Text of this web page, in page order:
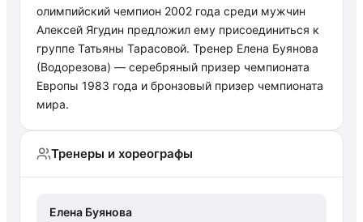
олимпийский чемпион 2002 года среди мужчин
Алексей Ягудин предложил ему присоединиться к
группе Татьяны Тарасовой. Тренер Елена Буянова
(Водорезова) — серебряный призер чемпионата
Европы 1983 года и бронзовый призер чемпионата
мира.
Тренеры и хореографы
Елена Буянова